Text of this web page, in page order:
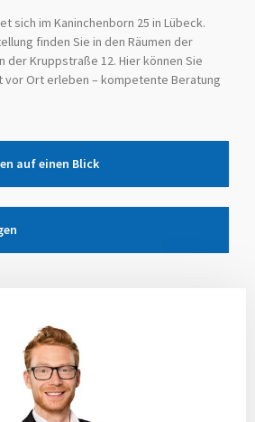
sich im Kaninchenborn 25 in Lübeck.
finden Sie in den Räumen der
der Kruppstraße 12. Hier können Sie
Ort erleben – kompetente Beratung
auf einen Blick